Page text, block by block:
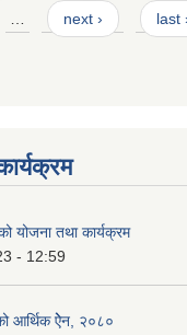
next › last
तथा कार्यक्रम
- 12:59
आर्थिक ऐेन, २०८०